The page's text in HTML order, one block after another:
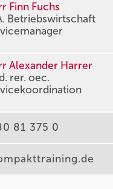
Finn Fuchs
Betriebswirtschaft
Alexander Harrer
rer. oec.
81 375 0